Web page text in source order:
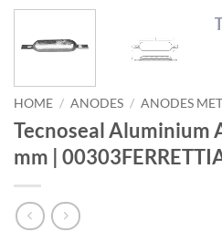
HOME / ANODES / ANODES
Tecnoseal Aluminium
mm |